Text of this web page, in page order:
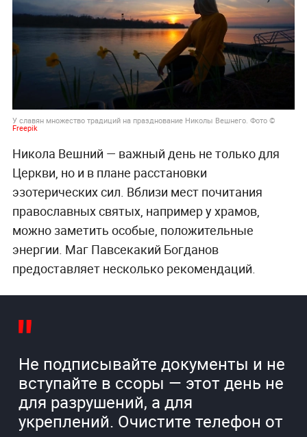
У славян множество традиций на празднование Николы Вешнего. Фото ©
Freepik
Никола Вешний — важный день не только для
Церкви, но и в плане расстановки
эзотерических сил. Вблизи мест почитания
православных святых, например у храмов,
можно заметить особые, положительные
энергии. Маг Павсекакий Богданов
предоставляет несколько рекомендаций.
Не подписывайте документы и не
вступайте в ссоры — этот день не
для разрушений, а для
укреплений. Очистите телефон от